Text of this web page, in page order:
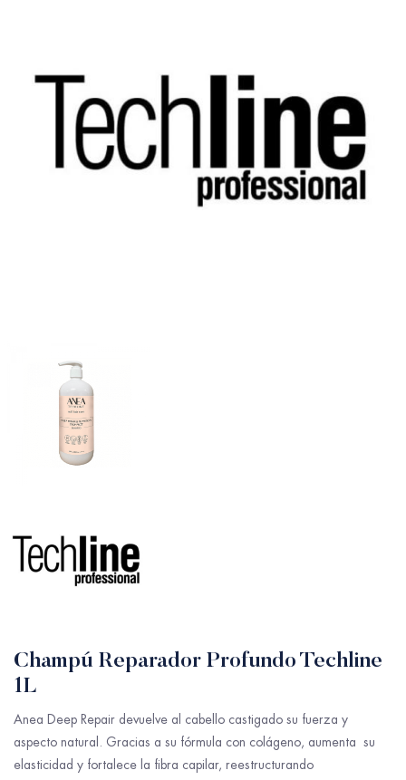
Champú Reparador Profundo Techline
1L
Anea Deep Repair devuelve al cabello castigado su fuerza y
aspecto natural. Gracias a su fórmula con colágeno, aumenta su
elasticidad y fortalece la fibra capilar, reestructurando